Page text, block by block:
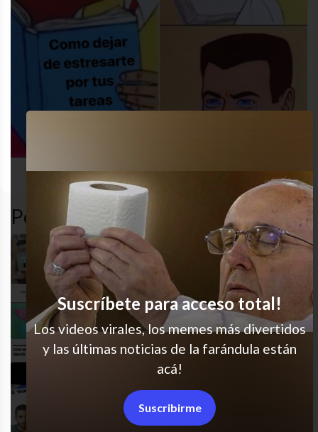
desastre humor
Popular en LVI
Es gracioso porque es cierto
Parece que es hoy, yey
Estamos todos en esa, no?
Suscríbete para acceso total!
Los videos virales, los memes más divertidos
y las últimas noticias de la farándula están
acá!
Suscribirme